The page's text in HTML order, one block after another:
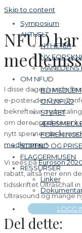
Skip to content
Symposium
AKTUELT
NYHETER
NY
MÅNEDENS
OM NFUD
BLI MEDLEM
OM NFUD
STYRET
STIPEND OG
FLAGGERMUSEN
RESSURSER
Linker
LOGG
NFUD
I disse dager har de
e-poster der Gyro
bekreftelse og betaling
om dere oppdaterer
nytt spennende år
medlemmer!
Vi sees påEuroson 2020
rabatt, altså mer enn
tidsskriftet Ultraschall
Ultrasound og mange
Del dette: